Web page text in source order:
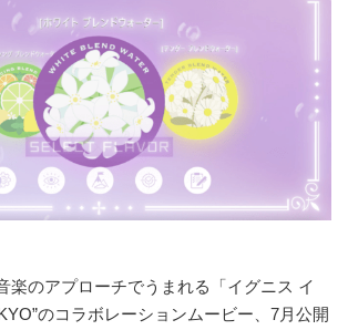
楽のアプローチでうまれる「イグニス イ
のコラボレーションムービー、7月公開